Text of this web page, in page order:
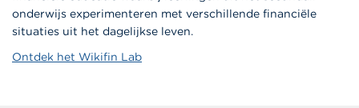
onderwijs experimenteren met verschillende financiële
situaties uit het dagelijkse leven.
Ontdek het Wikifin Lab